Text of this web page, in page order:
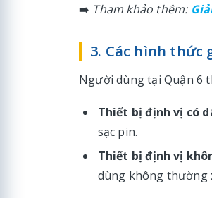
➡️ Tham khảo thêm:
3. Các hình thức
Người dùng tại Quận 6
Thiết bị định vị có
sạc pin.
Thiết bị định vị
dùng không thường